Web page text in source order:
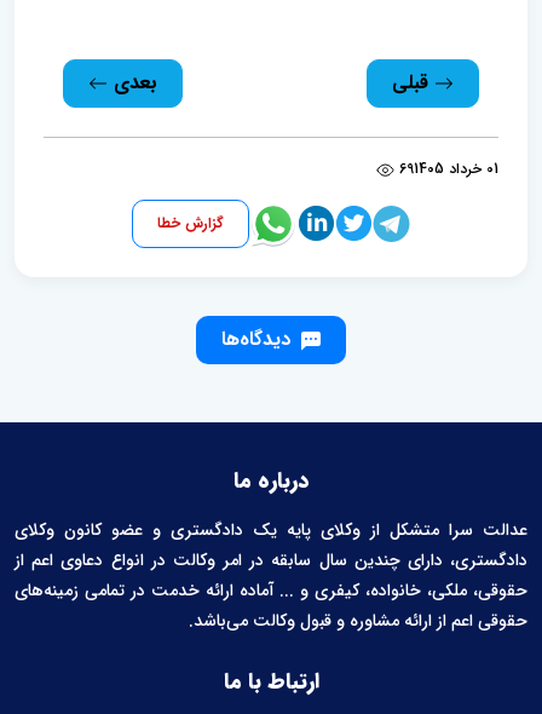
قبلی بعدی
01 خرداد 1405 69
گزارش خطا
دیدگاه‌ها
درباره ما
عدالت سرا متشکل از وکلای پایه یک دادگستری و عضو کانون وکلای
دادگستری، دارای چندین سال سابقه در امر وکالت در انواع دعاوی اعم از
حقوقی، ملکی، خانواده، کیفری و ... آماده ارائه خدمت در تمامی زمینه‌های
حقوقی اعم از ارائه مشاوره و قبول وکالت می‌باشد.
ارتباط با ما